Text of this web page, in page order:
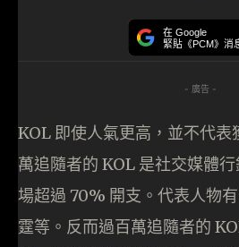
在 Google
緊貼《PCM》消
- 廣告 -
KOL 即使人氣更高，並不代表
萬追隨者的 KOL 是社交媒體
場超過 70% 開支。代表人物
霆等。反而過百萬追隨者的